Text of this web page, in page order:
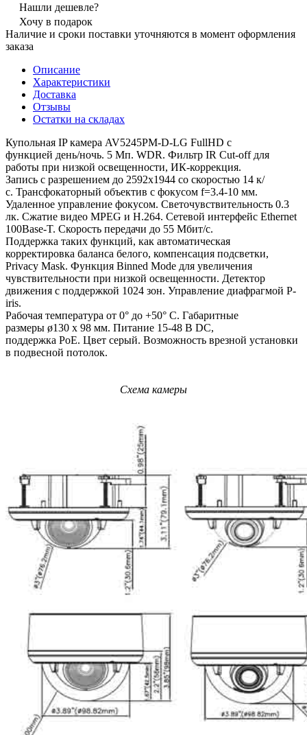
Нашли дешевле?
Хочу в подарок
Наличие и сроки поставки уточняются в момент оформления
заказа
Описание
Характеристики
Доставка
Отзывы
Остатки на складах
Купольная IP камера AV5245PM-D-LG FullHD с
функцией день/ночь. 5 Мп. WDR. Фильтр IR Cut-off для
работы при низкой освещенности, ИК-коррекция.
Запись с разрешением до 2592x1944 со скоростью 14 к/
с. Трансфокаторный объектив с фокусом f=3.4-10 мм.
Удаленное управление фокусом. Светочувствительность 0.3
лк. Сжатие видео MPEG и H.264. Сетевой интерфейс Ethernet
100Base-T. Скорость передачи до 55 Мбит/с.
Поддержка таких функций, как автоматическая
корректировка баланса белого, компенсация подсветки,
Privacy Mask. Функция Binned Mode для увеличения
чувствительности при низкой освещенности. Детектор
движения с поддержкой 1024 зон. Управление диафрагмой P-
iris.
Рабочая температура от 0° до +50° С. Габаритные
размеры ø130 х 98 мм. Питание 15-48 В DC,
поддержка PoE. Цвет серый. Возможность врезной установки
в подвесной потолок.
Схема камеры